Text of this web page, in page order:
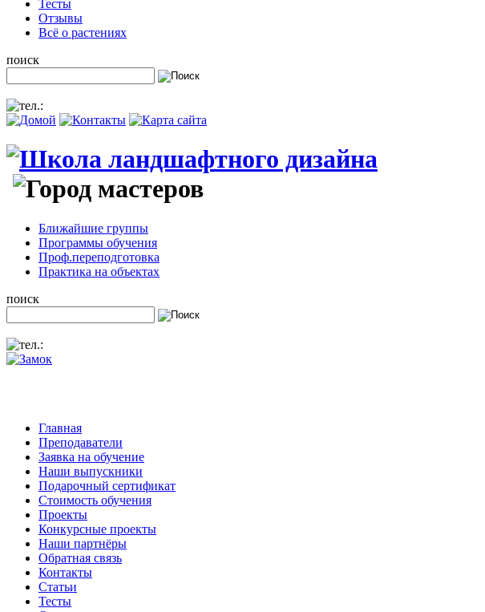
Тесты
Отзывы
Всё о растениях
поиск
Ближайшие группы
Программы обучения
Проф.переподготовка
Практика на объектах
поиск
Главная
Преподаватели
Заявка на обучение
Наши выпускники
Подарочный сертификат
Стоимость обучения
Проекты
Конкурсные проекты
Наши партнёры
Обратная связь
Контакты
Статьи
Тесты